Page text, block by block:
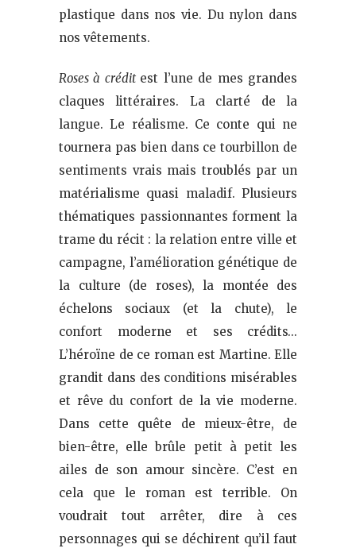
plastique dans nos vie. Du nylon dans
nos vêtements.
Roses à crédit est l’une de mes grandes
claques littéraires. La clarté de la
langue. Le réalisme. Ce conte qui ne
tournera pas bien dans ce tourbillon de
sentiments vrais mais troublés par un
matérialisme quasi maladif. Plusieurs
thématiques passionnantes forment la
trame du récit : la relation entre ville et
campagne, l’amélioration génétique de
la culture (de roses), la montée des
échelons sociaux (et la chute), le
confort moderne et ses crédits…
L’héroïne de ce roman est Martine. Elle
grandit dans des conditions misérables
et rêve du confort de la vie moderne.
Dans cette quête de mieux-être, de
bien-être, elle brûle petit à petit les
ailes de son amour sincère. C’est en
cela que le roman est terrible. On
voudrait tout arrêter, dire à ces
personnages qui se déchirent qu’il faut